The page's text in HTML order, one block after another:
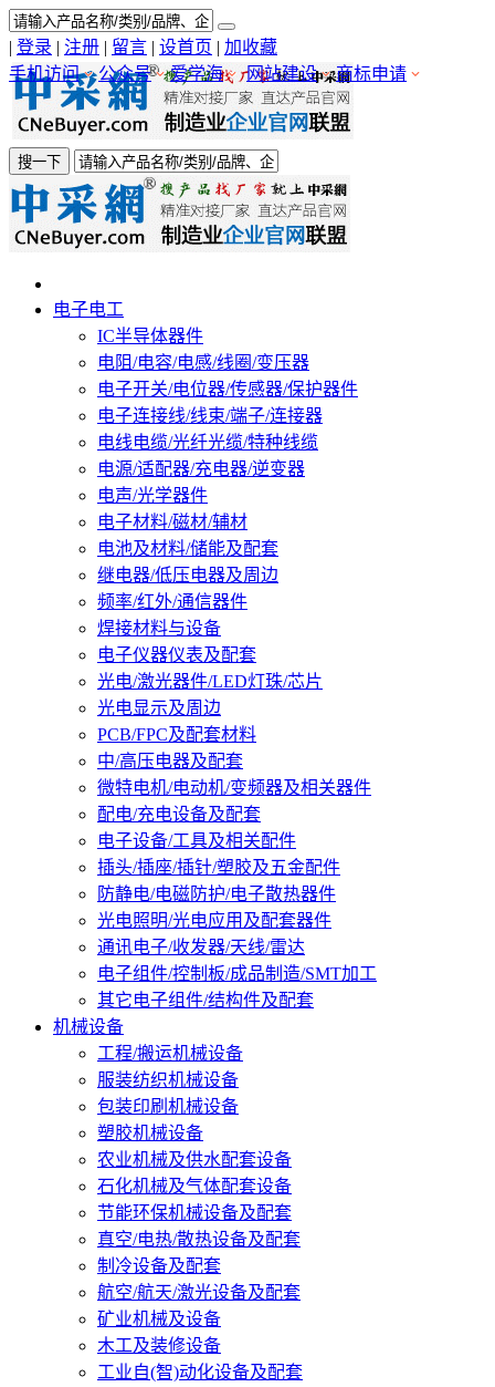
| 登录 | 注册 | 留言 | 设首页 | 加收藏
手机访问
公众号 爱学海 网站建设 商标申请
搜一下
电子电工
IC半导体器件
电阻/电容/电感/线圈/变压器
电子开关/电位器/传感器/保护器件
电子连接线/线束/端子/连接器
电线电缆/光纤光缆/特种线缆
电源/适配器/充电器/逆变器
电声/光学器件
电子材料/磁材/辅材
电池及材料/储能及配套
继电器/低压电器及周边
频率/红外/通信器件
焊接材料与设备
电子仪器仪表及配套
光电/激光器件/LED灯珠/芯片
光电显示及周边
PCB/FPC及配套材料
中/高压电器及配套
微特电机/电动机/变频器及相关器件
配电/充电设备及配套
电子设备/工具及相关配件
插头/插座/插针/塑胶及五金配件
防静电/电磁防护/电子散热器件
光电照明/光电应用及配套器件
通讯电子/收发器/天线/雷达
电子组件/控制板/成品制造/SMT加工
其它电子组件/结构件及配套
机械设备
工程/搬运机械设备
服装纺织机械设备
包装印刷机械设备
塑胶机械设备
农业机械及供水配套设备
石化机械及气体配套设备
节能环保机械设备及配套
真空/电热/散热设备及配套
制冷设备及配套
航空/航天/激光设备及配套
矿业机械及设备
木工及装修设备
工业自(智)动化设备及配套